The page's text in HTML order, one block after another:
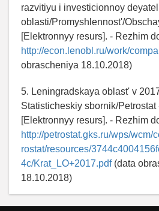
razvitiyu i investicionnoy
oblasti/Promyshlennost'/
[Elektronnyy resurs]. - Rezhim
http://econ.lenobl.ru/work/
obrascheniya 18.10.2018)
5. Leningradskaya oblast' v
Statisticheskiy sbornik/Petrostat
[Elektronnyy resurs]. - Rezhim
http://petrostat.gks.ru/wps/wcm/
rostat/resources/
4c/Krat_LO+2017.pdf(data
18.10.2018)